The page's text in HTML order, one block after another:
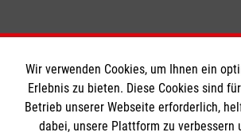
Informationen
Wir verwenden Cookies, um Ihnen ein
Erlebnis zu bieten. Diese Cookies sind
Betrieb unserer Webseite erforderlich,
dabei, unsere Plattform zu verbessern